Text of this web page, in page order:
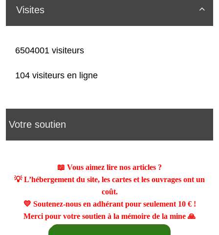

Visites
6504001 visiteurs
104 visiteurs en ligne
Votre soutien
📖 Vous aimez lire nos articles ?
💡 L’hébergement du site, les cartes et les ouvrages ont un
coût.
💛 Soutenez-nous en adhérant pour seulement 10 €!
Merci pour votre soutien à la mémoire de la mine 🙏